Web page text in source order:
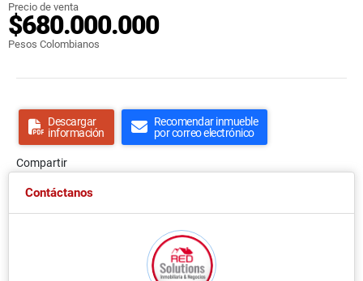
Precio de venta
$680.000.000
Pesos Colombianos
Descargar
información
Recomendar inmueble
por correo electrónico
Compartir
Contáctanos